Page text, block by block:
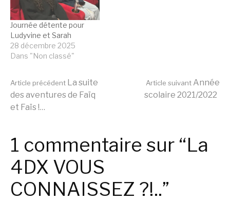
Journée détente pour
Ludyvine et Sarah
28 décembre 2025
Dans "Non classé"
Lire
suite
Article précédent La suite
des aventures de Faïq
et Faïs !…
Article suivant Année
scolaire 2021/2022
1 commentaire sur “La
4DX VOUS
CONNAISSEZ ?!..”